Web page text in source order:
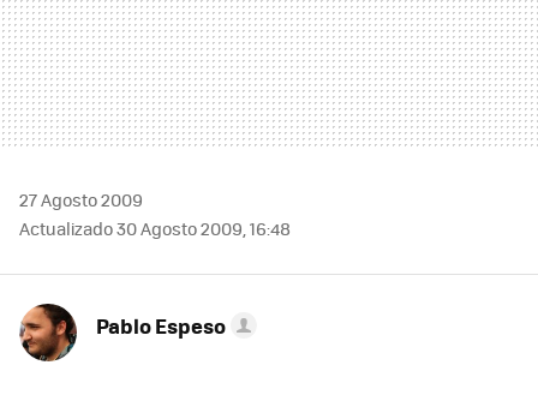
27 Agosto 2009
Actualizado 30 Agosto 2009, 16:48
Pablo Espeso